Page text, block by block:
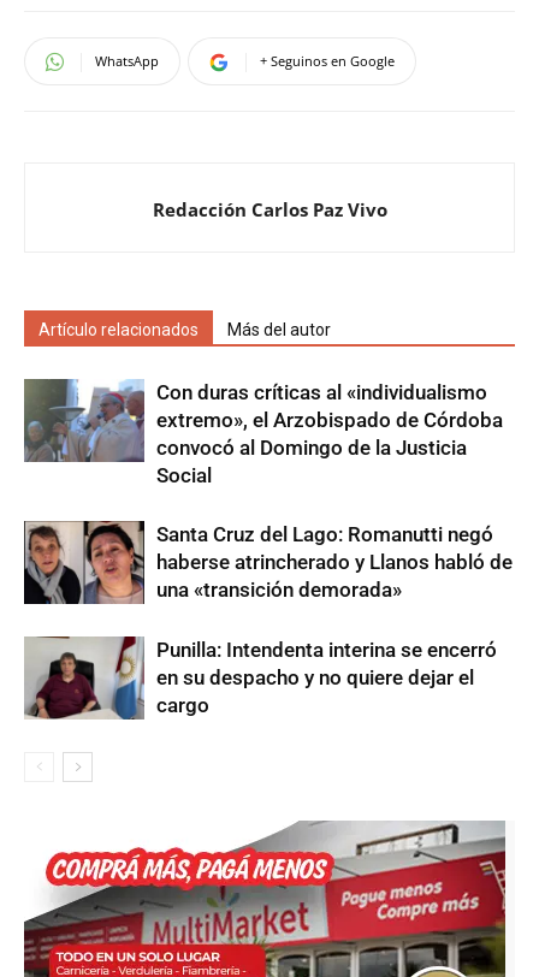
WhatsApp + Seguinos en Google
Redacción Carlos Paz Vivo
Artículo relacionados Más del autor
Con duras críticas al «individualismo
extremo», el Arzobispado de Córdoba
convocó al Domingo de la Justicia
Social
Santa Cruz del Lago: Romanutti negó
haberse atrincherado y Llanos habló de
una «transición demorada»
Punilla: Intendenta interina se encerró
en su despacho y no quiere dejar el
cargo